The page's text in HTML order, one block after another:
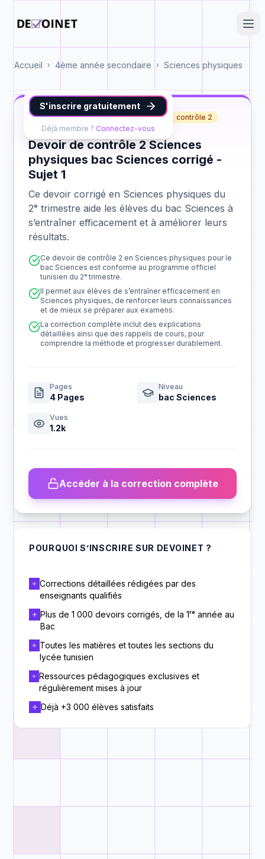
Accueil › 4ème année secondaire › Sciences physiques
S'inscrire gratuitement
Déjà membre ? Connectez-vous
Sciences physiques bac Sciences contrôle 2
Devoir de contrôle 2 Sciences
physiques bac Sciences corrigé -
Sujet 1
Ce devoir corrigé en Sciences physiques du
2ᵉ trimestre aide les élèves du bac Sciences à
s’entraîner efficacement et à améliorer leurs
résultats.
Ce devoir de contrôle 2 en Sciences physiques pour le
bac Sciences est conforme au programme officiel
tunisien du 2ᵉ trimestre.
Il permet aux élèves de s’entraîner efficacement en
Sciences physiques, de renforcer leurs connaissances
et de mieux se préparer aux examens.
La correction complète inclut des explications
détaillées ainsi que des rappels de cours, pour
comprendre la méthode et progresser durablement.
Pages
4 Pages
Niveau
bac Sciences
Vues
1.2k
Accéder à la correction complète
POURQUOI S’INSCRIRE SUR DEVOINET ?
Corrections détaillées rédigées par des
enseignants qualifiés
Plus de 1 000 devoirs corrigés, de la 1ʳᵉ année au
Bac
Toutes les matières et toutes les sections du
lycée tunisien
Ressources pédagogiques exclusives et
régulièrement mises à jour
Déjà +3 000 élèves satisfaits